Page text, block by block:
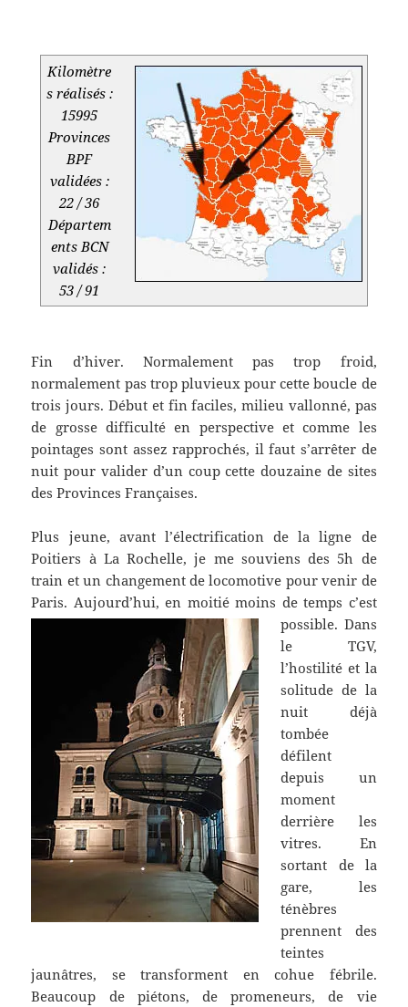
Kilomètre
s réalisés :
15995
Provinces
BPF
validées :
22 / 36
Départem
ents BCN
validés :
53 / 91
Fin d’hiver. Normalement pas trop froid,
normalement pas trop pluvieux pour cette boucle de
trois jours. Début et fin faciles, milieu vallonné, pas
de grosse difficulté en perspective et comme les
pointages sont assez rapprochés, il faut s’arrêter de
nuit pour valider d’un coup cette douzaine de sites
des Provinces Françaises.
Plus jeune, avant l’électrification de la ligne de
Poitiers à La Rochelle, je me souviens des 5h de
train et un changement de locomotive pour venir de
Paris. Aujourd’hui, en moitié moins de temps c’est
possible. Dans
le TGV,
l’hostilité et la
solitude de la
nuit déjà
tombée
défilent
depuis un
moment
derrière les
vitres. En
sortant de la
gare, les
ténèbres
prennent des
teintes
jaunâtres, se transforment en cohue fébrile.
Beaucoup de piétons, de promeneurs, de vie